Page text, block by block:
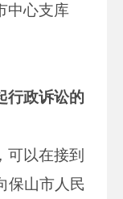
中心支库
行政诉讼的
可以在接到
保山市人民